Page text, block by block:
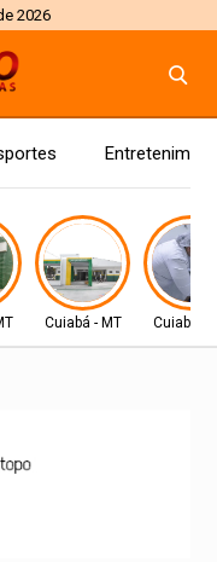
2026
Cuiabá - MT Cuiabá -